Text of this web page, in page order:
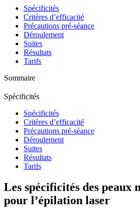
Spécificités
Critères d’efficacité
Précautions pré-séance
Déroulement
Suites
Résultats
Tarifs
Sommaire
Spécificités
Spécificités
Critères d’efficacité
Précautions pré-séance
Déroulement
Suites
Résultats
Tarifs
Les spécificités des peaux
pour l’épilation laser